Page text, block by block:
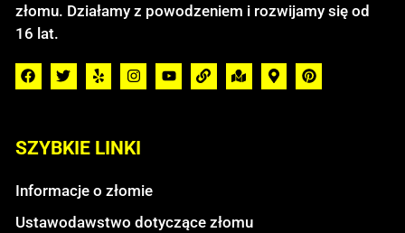
złomu. Działamy z powodzeniem i rozwijamy się od
16 lat.
SZYBKIE LINKI
Informacje o złomie
Ustawodawstwo dotyczące złomu